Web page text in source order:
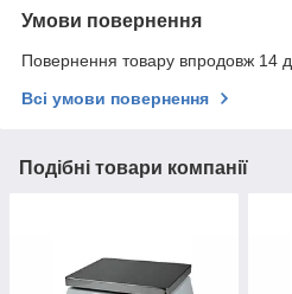
Умови повернення
Повернення товару впродовж 14
Всі умови повернення
Подібні товари компанії